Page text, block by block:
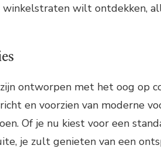
winkelstraten wilt ontdekken,
ontworpen met het oog op
en voorzien van moderne
Of je nu kiest voor een
je zult genieten van een